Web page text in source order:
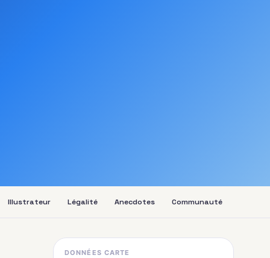
Illustrateur Légalité Anecdotes Communauté
DONNÉES CARTE